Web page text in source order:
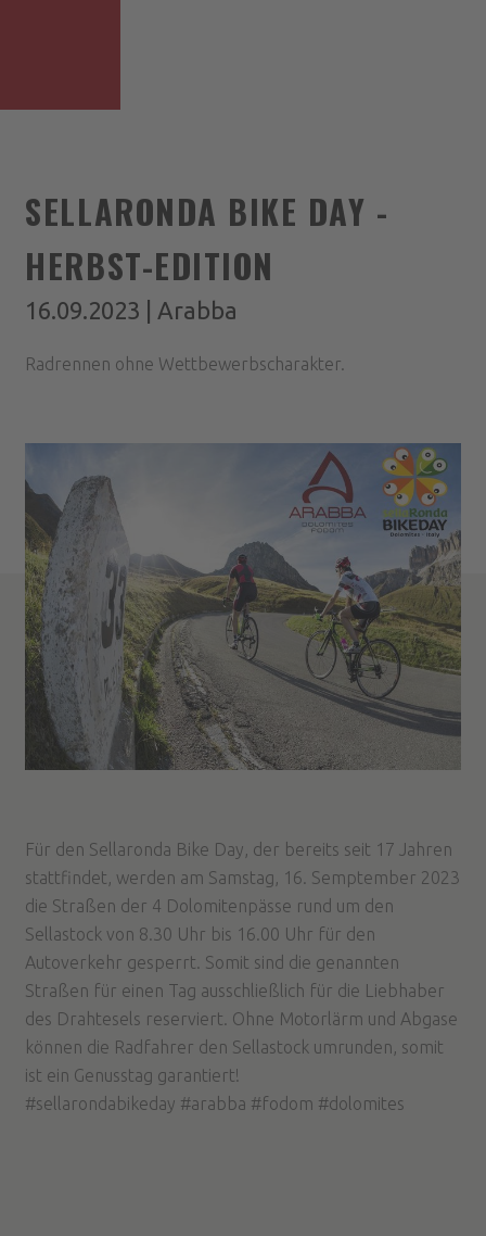
SELLARONDA BIKE DAY -
HERBST-EDITION
16.09.2023 | Arabba
Radrennen ohne Wettbewerbscharakter.
Für den Sellaronda Bike Day, der bereits seit 17 Jahren
stattfindet, werden am Samstag, 16. Semptember 2023
die Straßen der 4 Dolomitenpässe rund um den
Sellastock von 8.30 Uhr bis 16.00 Uhr für den
Autoverkehr gesperrt. Somit sind die genannten
Straßen für einen Tag ausschließlich für die Liebhaber
des Drahtesels reserviert. Ohne Motorlärm und Abgase
können die Radfahrer den Sellastock umrunden, somit
ist ein Genusstag garantiert!
#sellarondabikeday #arabba #fodom #dolomites